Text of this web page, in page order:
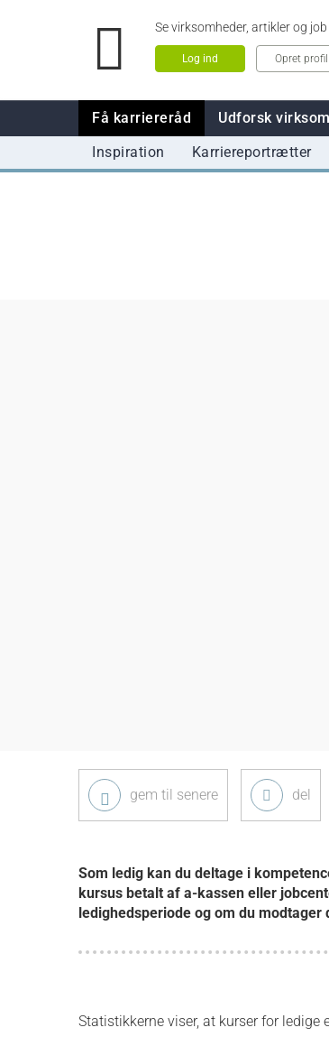
Se virksomheder, artikler og
Log ind Opret profil
Få karriereråd Udforsk
Inspiration
Karriereportrætter
gem til senere del
Som ledig kan du deltage i
kursus betalt af a-kassen eller
ledighedsperiode og om du
Statistikkerne viser, at kurser for